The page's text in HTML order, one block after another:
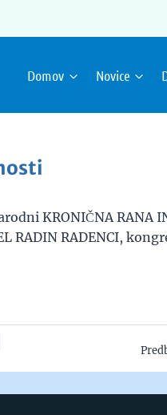
Domov Novice
KRONIČNA RANA
RADIN RADENCI,